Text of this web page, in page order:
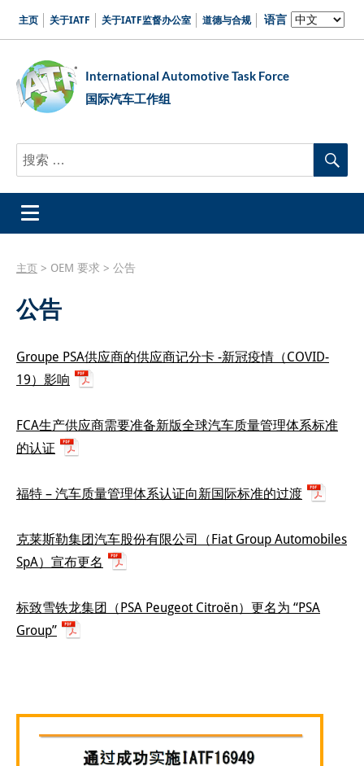
主页 关于IATF 关于IATF监督办公室 道德与合规 语言
International Automotive Task Force
国际汽车工作组
Search
for:
主页 > OEM 要求 > 公告
公告
Groupe PSA供应商的供应商记分卡 -新冠疫情（COVID-
19）影响
FCA生产供应商需要准备新版全球汽车质量管理体系标准
的认证
福特 – 汽车质量管理体系认证向新国际标准的过渡
克莱斯勒集团汽车股份有限公司（Fiat Group Automobiles
SpA）宣布更名
标致雪铁龙集团（PSA Peugeot Citroën）更名为 “PSA
Group”